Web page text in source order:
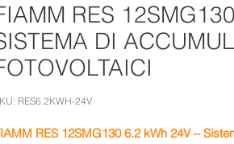
RES
DI
RES6.2KWH-24V
RES 12SMG1306.2 kWh 24V–